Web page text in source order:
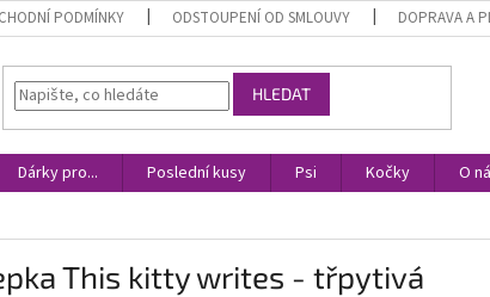
PODMÍNKY ODSTOUPENÍ OD SMLOUVY DOPRAVA A
HLEDAT
Dárky pro... Poslední kusy Psi Kočky O
This kitty writes - třpytivá